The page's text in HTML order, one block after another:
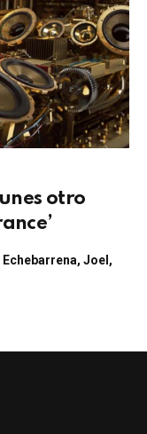
otro
Echebarrena, Joel,